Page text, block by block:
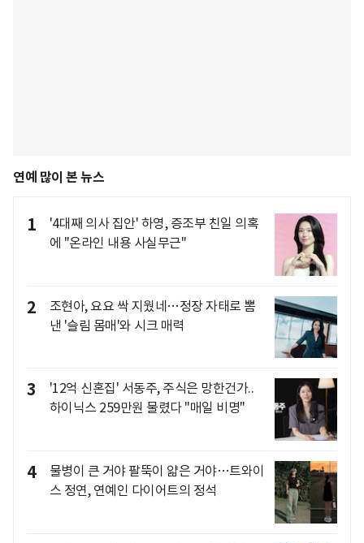
연예 많이 본 뉴스
1
'4대째 의사 집안' 하영, 증조부 친일 의혹
에 "온라인 내용 사실무근"
2
조현아, 요요 싹 지웠네…정장 자태로 뽐
낸 '슬림 몸매'와 시크 매력
3
'12억 신혼집' 서동주, 주식은 망한건가..
하이닉스 259만원 물렸다 "매일 비명"
4
물병이 큰 거야 팔뚝이 얇은 거야…트와이
스 정연, 연예인 다이어트의 정석